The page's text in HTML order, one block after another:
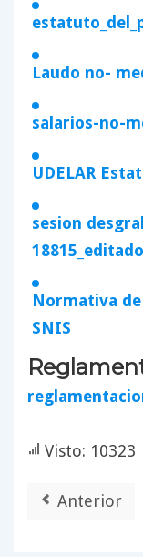
Laudo no-
salarios-no-
UDELAR
sesion
Normativa
SNIS
Visto: 10323
Anterior